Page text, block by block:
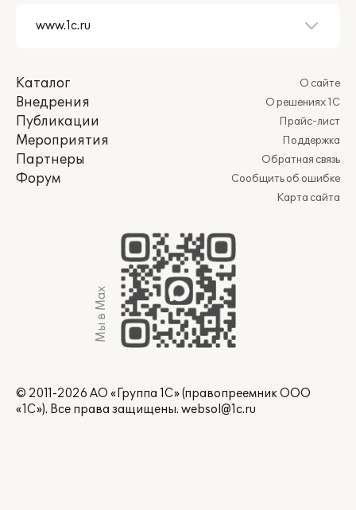
Каталог
Внедрения
Публикации
Мероприятия
Партнеры
Форум
О сайте
О решениях 1С
Прайс-лист
Поддержка
Обратная связь
Сообщить об ошибке
Карта сайта
Мы в Max
© 2011-2026 АО «Группа 1С» (правопреемник ООО
«1С»). Все права защищены. websol@1c.ru